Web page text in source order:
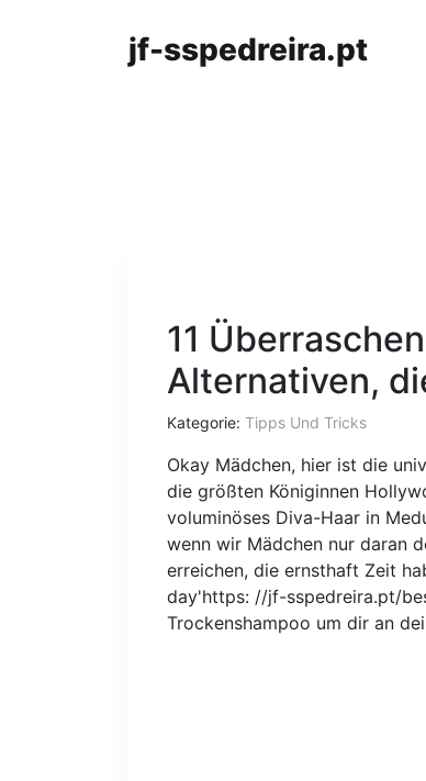
jf-sspedreira.pt
11
Alternativen,
Kategorie: Tipps Und Tricks
Okay Mädchen, hier ist die
die größten Königinnen
voluminöses Diva-Haar in
wenn wir Mädchen nur daran
erreichen, die ernsthaft Zeit
day'https: //jf-sspedreira.pt/
Trockenshampoo um dir an